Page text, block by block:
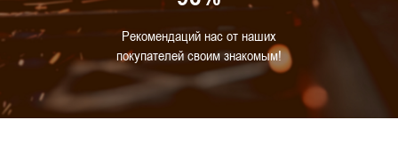
Рекомендаций нас от наших
покупателей своим знакомым!